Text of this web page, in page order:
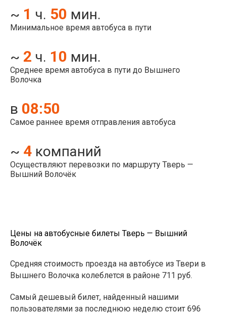
~ 1 ч. 50 мин.
Минимальное время автобуса в пути
~ 2 ч. 10 мин.
Среднее время автобуса в пути до Вышнего
Волочка
в 08:50
Самое раннее время отправления автобуса
~ 4 компаний
Осуществляют перевозки по маршруту Тверь —
Вышний Волочёк
Цены на автобусные билеты Тверь — Вышний
Волочёк
Средняя стоимость проезда на автобусе из Твери в
Вышнего Волочка колеблется в районе 711 руб.
Самый дешевый билет, найденный нашими
пользователями за последнюю неделю стоит 696